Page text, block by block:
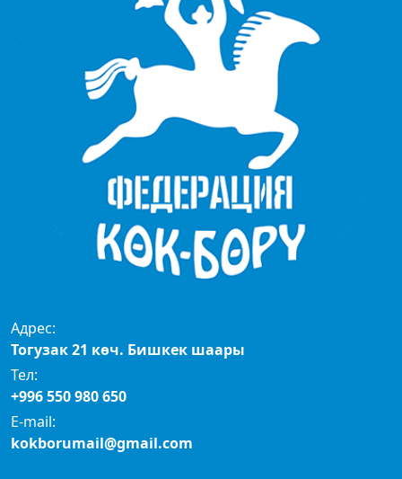
Адрес:
Тогузак 21 көч. Бишкек шаары
Тел:
+996 550 980 650
E-mail:
kokborumail@gmail.com